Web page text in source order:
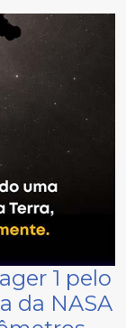
1 pelo
da NASA